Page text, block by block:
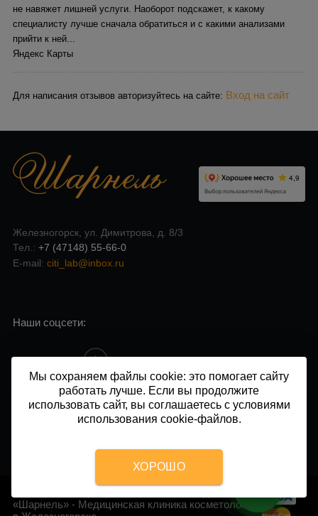
не навяжет лишней услуги. Наоборот подскажет, к какому
специалисту лучше сначала обратиться и с какими анализами
прийти к ней...
Яндекс Карты
Для написания отзывов авторизуйтесь на сайте: Вход на сайт
Железногорск, ул. Димитрова, д. 8/3
Тел.: +7 (47148) 55-66-0
E-mail: citi_lab@inbox.ru
Наши соцсети:
Напишите нам в чат:
«Шарнель» - Медицинская клиника косметологии
Мы сохраняем файлы cookie: это помогает сайту
работать лучше. Если вы продолжите
использовать сайт, вы соглашаетесь с условиями
использования cookie-файлов.
ХОРОШО